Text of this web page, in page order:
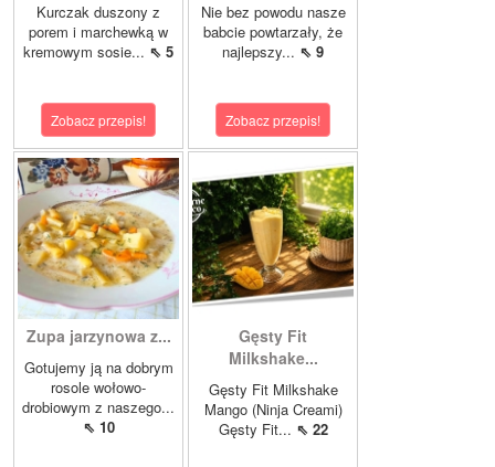
Kurczak duszony z
porem i marchewką w
kremowym sosie... ⇖ 5
Zobacz przepis!
Nie bez powodu nasze
babcie powtarzały, że
najlepszy... ⇖ 9
Zobacz przepis!
Zupa jarzynowa z...
Gotujemy ją na dobrym
rosole wołowo-
drobiowym z naszego...
⇖ 10
Gęsty Fit
Milkshake...
Gęsty Fit Milkshake
Mango (Ninja Creami)
Gęsty Fit... ⇖ 22